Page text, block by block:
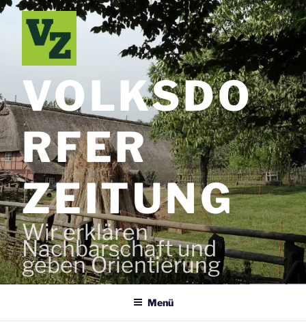
Zum
Inhalt
springen
VOLKSDO
RFER
ZEITUNG
Wir erklären
Nachbarschaft und
geben Orientierung
Menü